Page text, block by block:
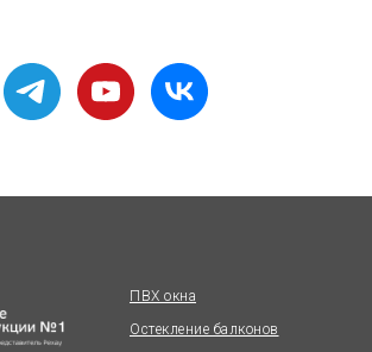
ПВХ окна
Остекление балконов